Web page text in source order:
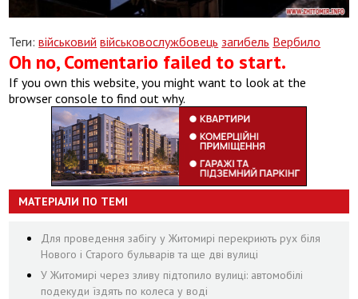
Теги:військовий військовослужбовець загибель Вербило
Oh no, Comentario failed to start.
If you own this website, you might want to look at the
browser console to find out why.
МАТЕРІАЛИ ПО ТЕМІ
Для проведення забігу у Житомирі перекриють рух біля
Нового і Старого бульварів та ще дві вулиці
У Житомирі через зливу підтопило вулиці: автомобілі
подекуди їздять по колеса у воді